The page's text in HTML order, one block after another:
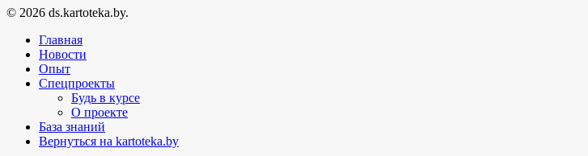
© 2026 ds.kartoteka.by.
Главная
Новости
Опыт
Спецпроекты
Будь в курсе
О проекте
База знаний
Вернуться на kartoteka.by